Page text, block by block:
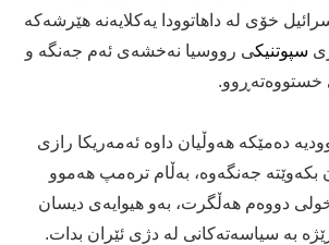
خۆی لە داهاتوودا یەكلایەنە هێرشەكە
سپوتنیكی رووسیا نەخشەی ئەم جەنگە و
خستووەتەڕوو.
دەمێكە هەوڵیان داوە ئەمەریكا رازی
بكەوێتە جەنگەوە، بەڵام ترەمپ هەموو
دووەم هەڵگرت، بەو هیوایەی دیسان
بە سیاسەتەكانی لە دژی ئێران بدات.